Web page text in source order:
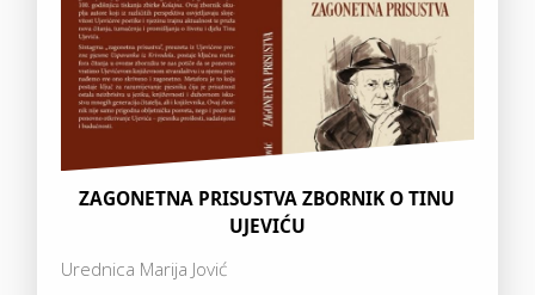
ZAGONETNA PRISUSTVA ZBORNIK O TINU
UJEVIĆU
Urednica Marija Jović